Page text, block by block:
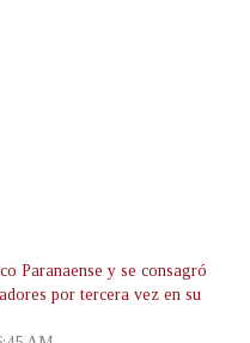
Paranaense y se consagró
por tercera vez en su